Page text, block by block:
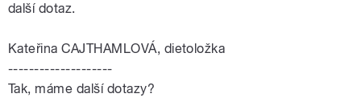
další dotaz.
Kateřina CAJTHAMLOVÁ, dietoložka
--------------------
Tak, máme další dotazy?